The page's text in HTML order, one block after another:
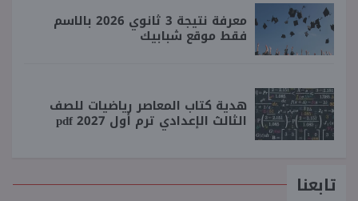
معرفة نتيجة 3 ثانوي 2026 بالاسم
فقط موقع شبابيك
هدية كتاب المعاصر رياضيات للصف
الثالث الإعدادي ترم أول 2027 pdf
تابعنا